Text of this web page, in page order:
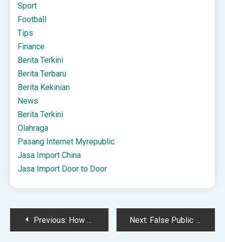
Sport
Football
Tips
Finance
Berita Terkini
Berita Terbaru
Berita Kekinian
News
Berita Terkini
Olahraga
Pasang Internet Myrepublic
Jasa Import China
Jasa Import Door to Door
PostPrevious: How AI is Reshaping Employee Experience Next: False Public Alarm or Report Offense in Maine